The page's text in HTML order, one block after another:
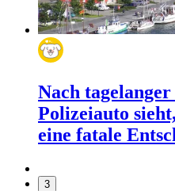
Nach
Polizeiauto
eine fatale
3